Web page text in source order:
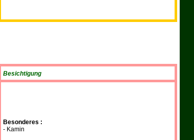
Besichtigung
Besonderes :
- Kamin